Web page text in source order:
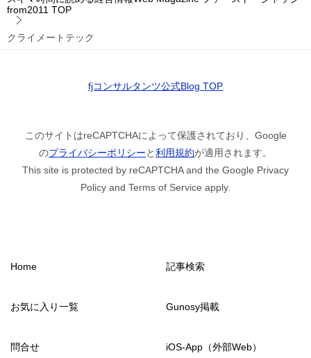
from2011 TOP
クライメートテック
fjコンサルタンツ公式Blog TOP
このサイトはreCAPTCHAによって保護されており、Google
のプライバシーポリシーと利用規約が適用されます。
This site is protected by reCAPTCHA and the Google Privacy
Policy and Terms of Service apply.
Home 記事検索
お気に入り一覧 Gunosy掲載
問合せ iOS-App（外部Web）